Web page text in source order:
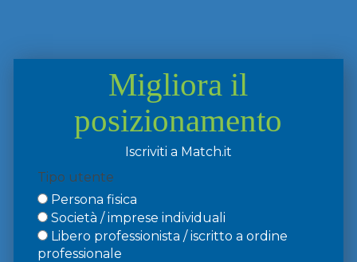
Migliora il
posizionamento
Iscriviti a Match.it
Tipo utente
Persona fisica
Società / imprese individuali
Libero professionista / iscritto a ordine
professionale